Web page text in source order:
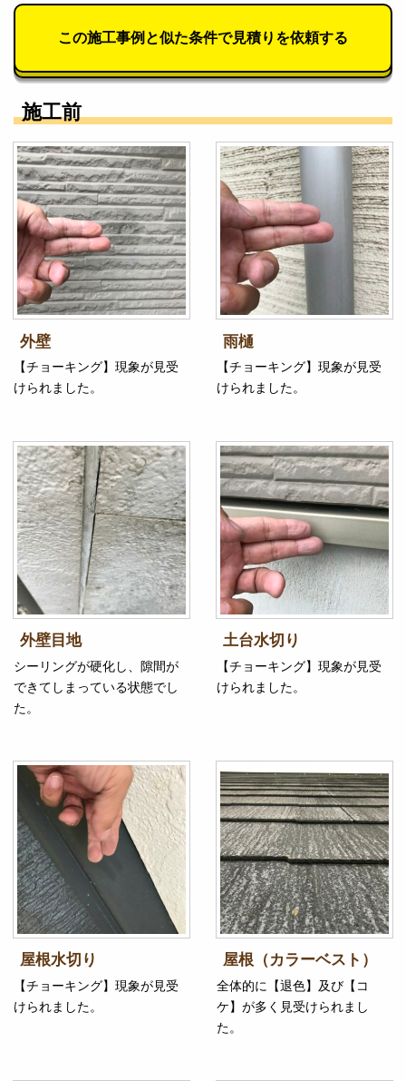
この施工事例と似た条件で見積りを依頼する
施工前
外壁
【チョーキング】現象が見受
けられました。
雨樋
【チョーキング】現象が見受
けられました。
外壁目地
シーリングが硬化し、隙間が
できてしまっている状態でし
た。
土台水切り
【チョーキング】現象が見受
けられました。
屋根水切り
【チョーキング】現象が見受
けられました。
屋根（カラーベスト）
全体的に【退色】及び【コ
ケ】が多く見受けられまし
た。